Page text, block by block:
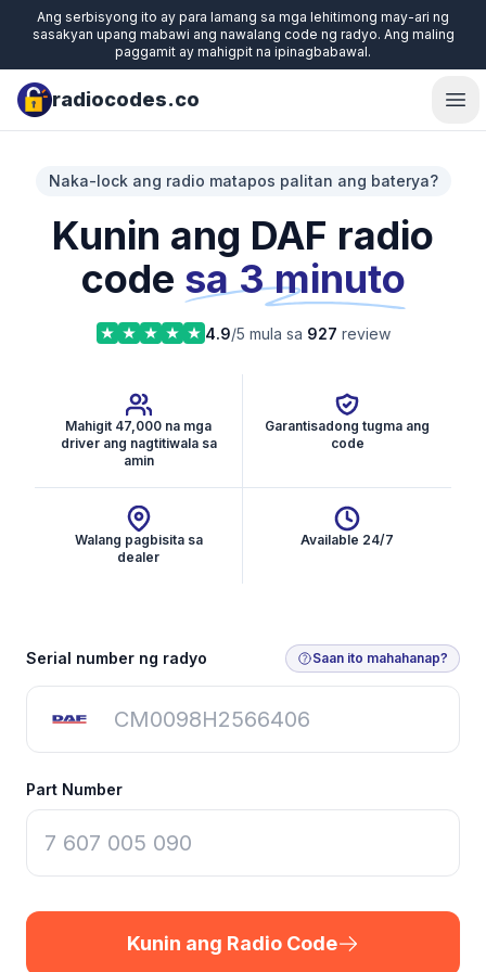
Ang serbisyong ito ay para lamang sa mga lehitimong may-ari ng
sasakyan upang mabawi ang nawalang code ng radyo. Ang maling
paggamit ay mahigpit na ipinagbabawal.
radiocodes.co
Naka-lock ang radio matapos palitan ang baterya?
Kunin ang DAF radio
code sa 3 minuto
4.9/5 mula sa 927 review
Mahigit 47,000 na mga
driver ang nagtitiwala sa
amin
Garantisadong tugma ang
code
Walang pagbisita sa
dealer
Available 24/7
Kunin ang Radio Code
Serial number ng radyo Saan ito mahahanap?
Part Number
Kunin ang Radio Code